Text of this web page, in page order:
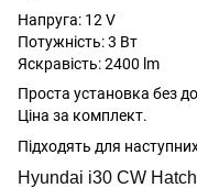
Напруга: 12 V
Потужність:3 Вт
Яскравість: 2400 lm
Проста установка без
Ціна за комплект.
Підходять для
Hyundai i30 CW